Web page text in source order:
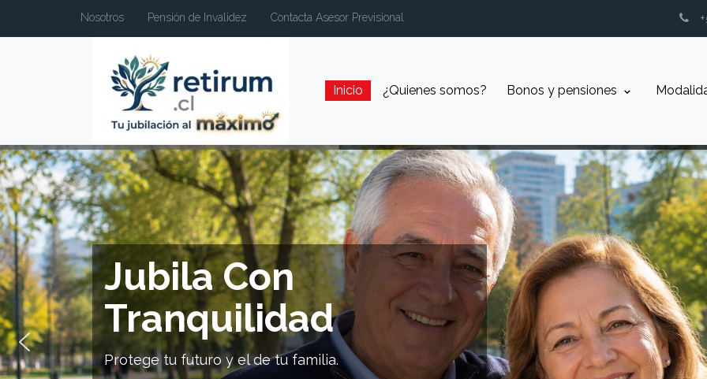
Nosotros Pensión de Invalidez Contacta Asesor Previsional
Inicio ¿Quienes somos? ⁠Bonos y pensiones
Jubila Con
Tranquilidad
Protege tu futuro y el de tu familia.